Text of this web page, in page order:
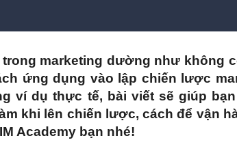
trong marketing dường như không
ứng dụng vào lập chiến lược
ví dụ thực tế, bài viết sẽ giúp
khi lên chiến lược, cách để vận
Academy bạn nhé!